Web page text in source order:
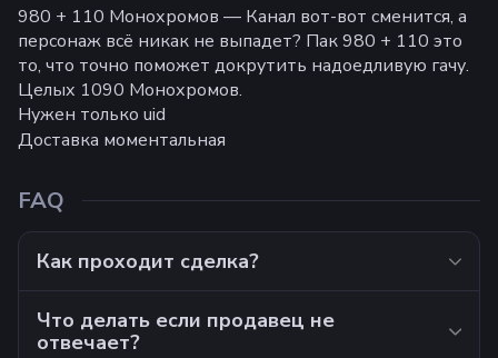
980 + 110 Монохромов — Канал вот-вот сменится, а
персонаж всё никак не выпадет? Пак 980 + 110 это
то, что точно поможет докрутить надоедливую гачу.
Целых 1090 Монохромов.
Нужен только uid
Доставка моментальная
FAQ
Как проходит сделка?
Что делать если продавец не
отвечает?